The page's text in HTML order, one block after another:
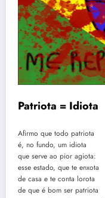
Patriota = Idiota
Afirmo que todo patriota
é, no fundo, um idiota
que serve ao pior agiota:
esse estado, que te enxota
de casa e te conta lorota
de que é bom ser patriota